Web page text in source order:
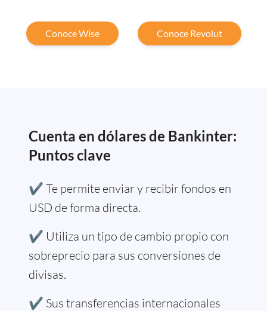
Conoce Wise Conoce Revolut
Cuenta en dólares de Bankinter:
Puntos clave
✔️ Te permite enviar y recibir fondos en
USD de forma directa.
✔️ Utiliza un tipo de cambio propio con
sobreprecio para sus conversiones de
divisas.
✔️ Sus transferencias internacionales